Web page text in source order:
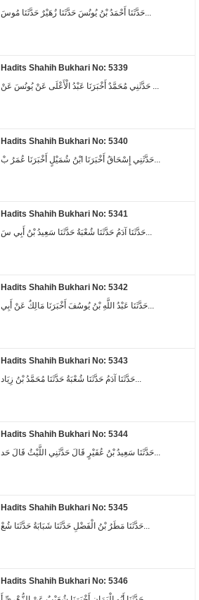
حَدَّثَنَا أَحْمَدُ بْنُ يُونُسَ حَدَّثَنَا زُهَيْرٌ حَدَّثَنَا مُوسَ...
Hadits Shahih Bukhari No: 5339
Hadits Shahih Bukhari No: 5340
Hadits Shahih Bukhari No: 5341
حَدَّثَنَا آدَمُ حَدَّثَنَا شُعْبَةُ حَدَّثَنَا سَعِيدُ بْنُ أَبِي سَ...
Hadits Shahih Bukhari No: 5342
حَدَّثَنَا عَبْدُ اللَّهِ بْنُ يُوسُفَ أَخْبَرَنَا مَالِكٌ عَنْ أَبِي...
Hadits Shahih Bukhari No: 5343
حَدَّثَنَا آدَمُ حَدَّثَنَا شُعْبَةُ حَدَّثَنَا مُحَمَّدُ بْنُ زِيَاد...
Hadits Shahih Bukhari No: 5344
حَدَّثَنَا سَعِيدُ بْنُ عُفَيْرٍ قَالَ حَدَّثَنِي اللَّيْثُ قَالَ حَد...
Hadits Shahih Bukhari No: 5345
Hadits Shahih Bukhari No: 5346